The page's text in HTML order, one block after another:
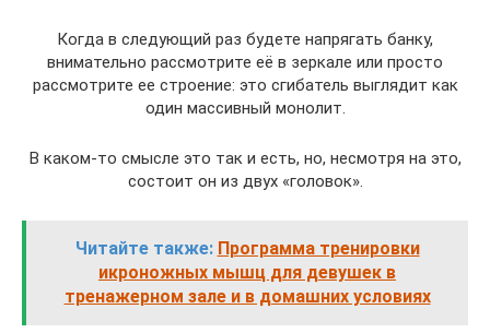
Когда в следующий раз будете напрягать банку,
внимательно рассмотрите её в зеркале или просто
рассмотрите ее строение: это сгибатель выглядит как
один массивный монолит.
В каком-то смысле это так и есть, но, несмотря на это,
состоит он из двух «головок».
Читайте также: Программа тренировки
икроножных мышц для девушек в
тренажерном зале и в домашних условиях